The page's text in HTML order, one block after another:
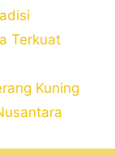
Terkuat
Kuning